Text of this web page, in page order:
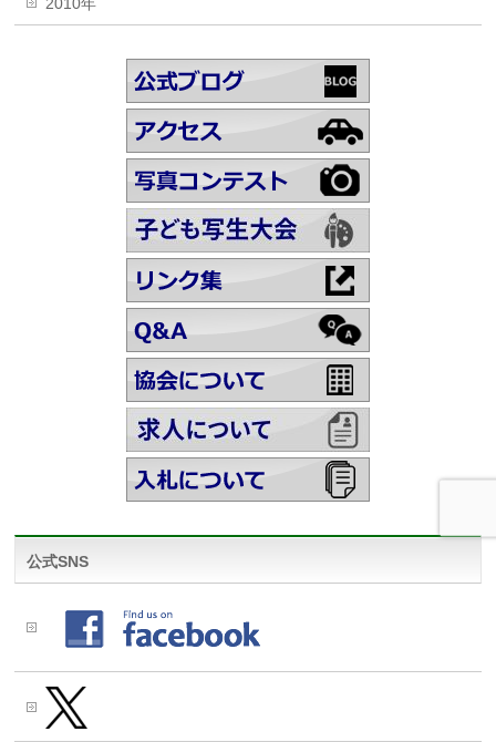
2010年
公式SNS